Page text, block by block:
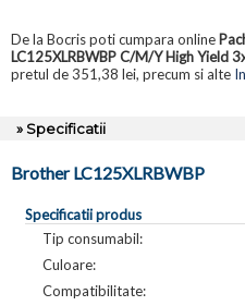
De la Bocris poti cumpara online
LC125XLRBWBP C/M/Y High Yield
pretul de 351,38 lei, precum si alte
» Specificatii
Brother LC125XLRBWBP
Specificatii produs
Tip consumabil:
Culoare:
Compatibilitate: